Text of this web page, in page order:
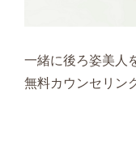
一緒に後ろ姿美人
無料カウンセリン